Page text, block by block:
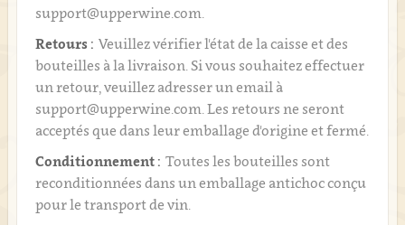
support@upperwine.com.
Retours : Veuillez vérifier l'état de la caisse et des
bouteilles à la livraison. Si vous souhaitez effectuer
un retour, veuillez adresser un email à
support@upperwine.com. Les retours ne seront
acceptés que dans leur emballage d'origine et fermé.
Conditionnement : Toutes les bouteilles sont
reconditionnées dans un emballage antichoc conçu
pour le transport de vin.